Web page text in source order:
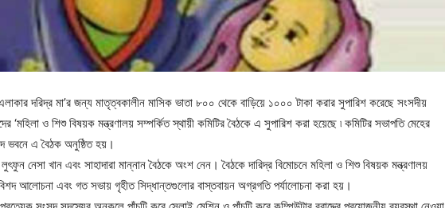
দরিদ্র মা’র জন্য মাতৃত্বকালীন মাসিক ভাতা ৮০০ থেকে বাড়িয়ে ১০০০ টাকা করার সুপারিশ করেছে সংসদীয়
‘মহিলা ও শিশু বিষয়ক মন্ত্রণালয় সম্পর্কিত স্থায়ী কমিটির বৈঠকে এ সুপারিশ করা হয়েছে ৷ কমিটির সভাপতি মেহের
ভবনে এ বৈঠক অনুষ্ঠিত হয়।
নেসা খান এবং সাহাদারা মান্নান বৈঠকে অংশ নেন। বৈঠকে দারিদ্র বিমোচনে মহিলা ও শিশু বিষয়ক মন্ত্রণালয়
আলোচনা এবং গত সভায় গৃহীত সিদ্ধান্তগুলোর বাস্তবায়ন অগ্রগতি পর্যালোচনা করা হয়।